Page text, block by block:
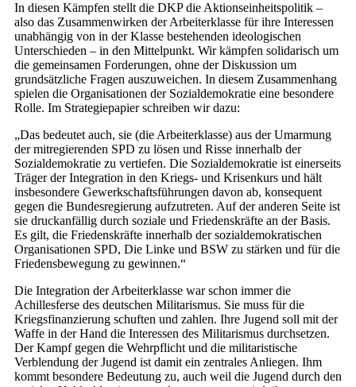
In diesen Kämpfen stellt die DKP die Aktionseinheitspolitik –
also das Zusammenwirken der Arbeiterklasse für ihre Interessen
unabhängig von in der Klasse bestehenden ideologischen
Unterschieden – in den Mittelpunkt. Wir kämpfen solidarisch um
die gemeinsamen Forderungen, ohne der Diskussion um
grundsätzliche Fragen auszuweichen. In diesem Zusammenhang
spielen die Organisationen der Sozialdemokratie eine besondere
Rolle. Im Strategiepapier schreiben wir dazu:
„Das bedeutet auch, sie (die Arbeiterklasse) aus der Umarmung
der mitregierenden SPD zu lösen und Risse innerhalb der
Sozialdemokratie zu vertiefen. Die Sozialdemokratie ist einerseits
Träger der Integration in den Kriegs- und Krisenkurs und hält
insbesondere Gewerkschaftsführungen davon ab, konsequent
gegen die Bundesregierung aufzutreten. Auf der anderen Seite ist
sie druckanfällig durch soziale und Friedenskräfte an der Basis.
Es gilt, die Friedenskräfte innerhalb der sozialdemokratischen
Organisationen SPD, Die Linke und BSW zu stärken und für die
Friedensbewegung zu gewinnen.“
Die Integration der Arbeiterklasse war schon immer die
Achillesferse des deutschen Militarismus. Sie muss für die
Kriegsfinanzierung schuften und zahlen. Ihre Jugend soll mit der
Waffe in der Hand die Interessen des Militarismus durchsetzen.
Der Kampf gegen die Wehrpflicht und die militaristische
Verblendung der Jugend ist damit ein zentrales Anliegen. Ihm
kommt besondere Bedeutung zu, auch weil die Jugend durch den